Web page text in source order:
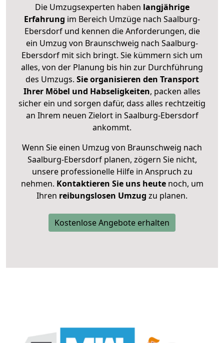
Die Umzugsexperten haben langjährige
Erfahrung im Bereich Umzüge nach Saalburg-
Ebersdorf und kennen die Anforderungen, die
ein Umzug von Braunschweig nach Saalburg-
Ebersdorf mit sich bringt. Sie kümmern sich um
alles, von der Planung bis hin zur Durchführung
des Umzugs. Sie organisieren den Transport
Ihrer Möbel und Habseligkeiten, packen alles
sicher ein und sorgen dafür, dass alles rechtzeitig
an Ihrem neuen Zielort in Saalburg-Ebersdorf
ankommt.
Wenn Sie einen Umzug von Braunschweig nach
Saalburg-Ebersdorf planen, zögern Sie nicht,
unsere professionelle Hilfe in Anspruch zu
nehmen. Kontaktieren Sie uns heutenoch, um
Ihren reibungslosen Umzug zu planen.
Kostenlose Angebote erhalten